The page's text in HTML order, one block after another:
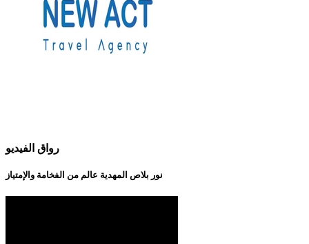
رواق الفيديو
نور بلاص المهدية عالم من الفخامة والإمتياز